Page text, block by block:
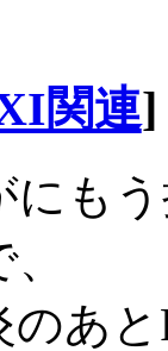
関連]
にも
のあ